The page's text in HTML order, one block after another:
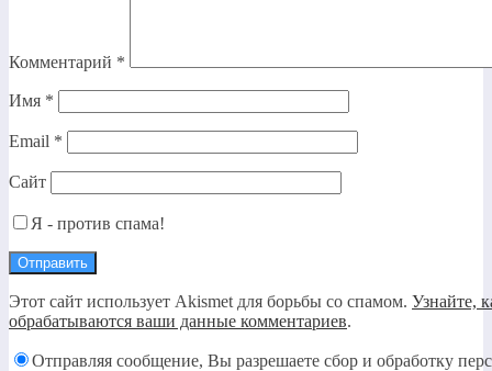
Комментарий *
Имя *
Email *
Сайт
Я - против спама!
Этот сайт использует Akismet для борьбы со спамом. Узнайте,
обрабатываются ваши данные комментариев.
Отправляя сообщение, Вы разрешаете сбор и обработку